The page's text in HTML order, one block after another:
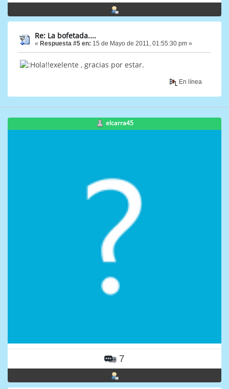
Re: La bofetada....
« Respuesta #5 en: 15 de Mayo de 2011, 01:55:30 pm »
!!exelente , gracias por estar.
En línea
elcarra45
7